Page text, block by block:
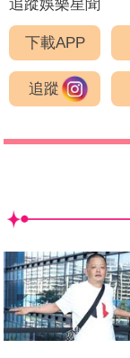
追蹤娛樂星聞
下載APP
追蹤